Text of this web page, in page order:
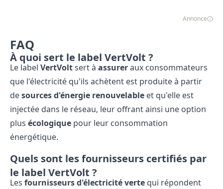
Annonce
FAQ
À quoi sert le label VertVolt ?
Le label VertVoltsert à assureraux consommateurs
que l'électricité qu'ils achètent est produite à partir
desources d'énergie renouvelable et qu'elle est
injectée dans le réseau, leur offrant ainsi une option
plus écologique pour leur consommation
énergétique.
Quels sont les fournisseurs certifiés par
le label VertVolt ?
Les fournisseurs d'électricité verte qui répondent